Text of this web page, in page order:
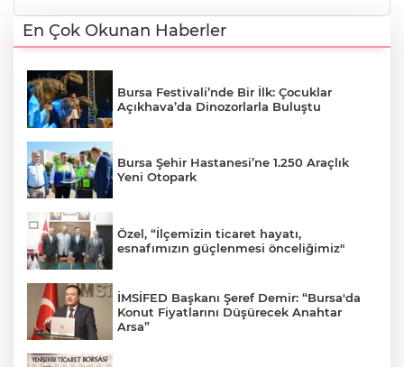
En Çok Okunan Haberler
Bursa Festivali’nde Bir İlk: Çocuklar
Açıkhava’da Dinozorlarla Buluştu
Bursa Şehir Hastanesi’ne 1.250 Araçlık
Yeni Otopark
Özel, “İlçemizin ticaret hayatı,
esnafımızın güçlenmesi önceliğimiz"
İMSİFED Başkanı Şeref Demir: “Bursa'da
Konut Fiyatlarını Düşürecek Anahtar
Arsa”